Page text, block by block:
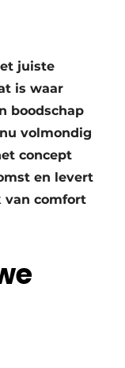
juiste
is waar
boodschap
volmondig
concept
en levert
van comfort